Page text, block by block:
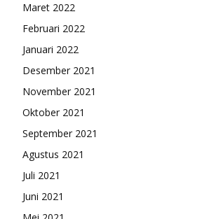
Maret 2022
Februari 2022
Januari 2022
Desember 2021
November 2021
Oktober 2021
September 2021
Agustus 2021
Juli 2021
Juni 2021